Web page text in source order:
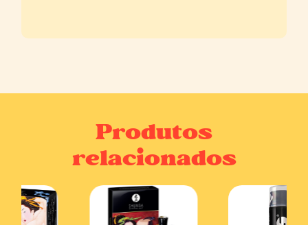
Produtos
relacionados